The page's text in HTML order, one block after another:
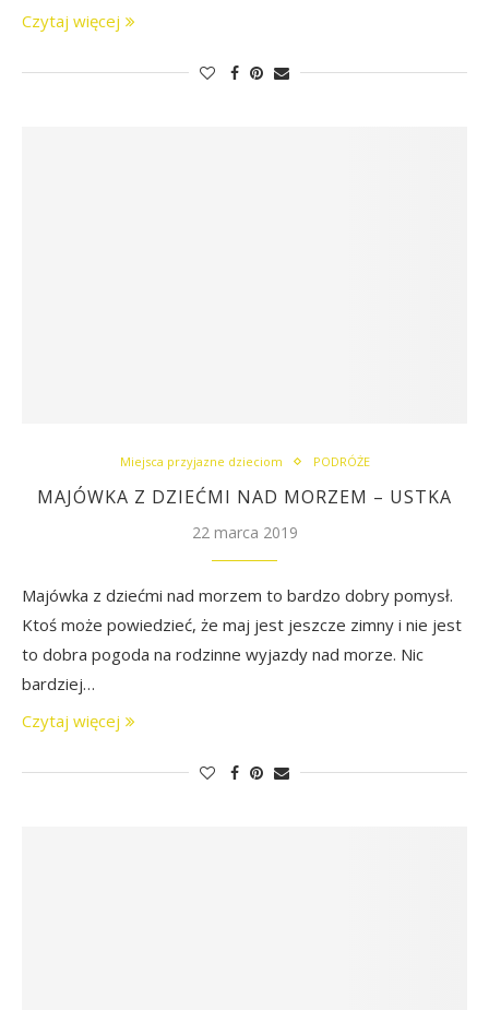
Czytaj więcej
Miejsca przyjazne dzieciom PODRÓŻE
MAJÓWKA Z DZIEĆMI NAD MORZEM – USTKA
22 marca 2019
Majówka z dziećmi nad morzem to bardzo dobry pomysł.
Ktoś może powiedzieć, że maj jest jeszcze zimny i nie jest
to dobra pogoda na rodzinne wyjazdy nad morze. Nic
bardziej…
Czytaj więcej